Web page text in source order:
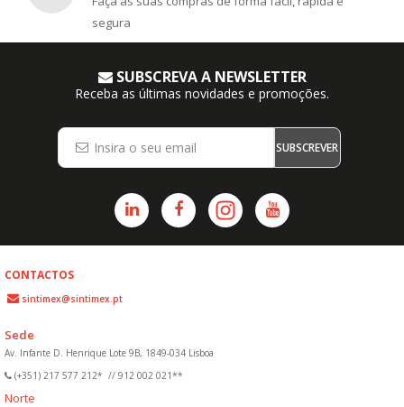
segura
SUBSCREVA A NEWSLETTER
Receba as últimas novidades e promoções.
SUBSCREVER
CONTACTOS
sintimex@sintimex.pt
Sede
Av. Infante D. Henrique Lote 9B, 1849-034 Lisboa
(+351) 217 577 212* // 912 002 021**
Norte